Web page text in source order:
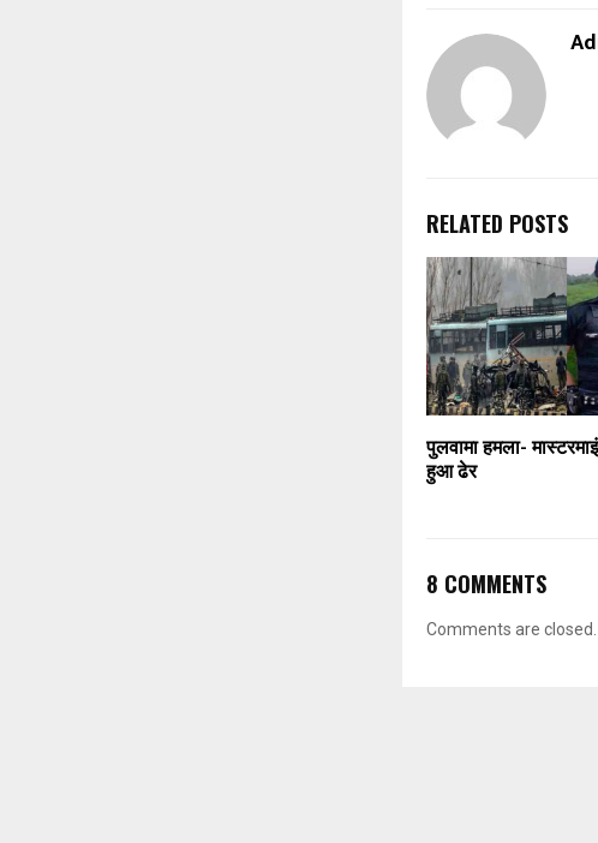
RELATED POSTS
पुलवामा हमला-
हुआ ढेर
8 COMMENTS
Comments are closed.